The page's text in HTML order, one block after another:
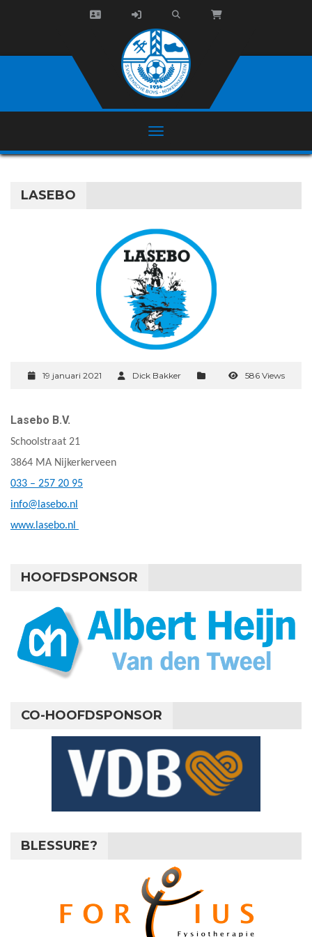
LASEBO
19 januari 2021 Dick Bakker 586 Views
Lasebo B.V.
Schoolstraat 21
3864 MA Nijkerkerveen
033 – 257 20 95
info@lasebo.nl
www.lasebo.nl
HOOFDSPONSOR
CO-HOOFDSPONSOR
BLESSURE?